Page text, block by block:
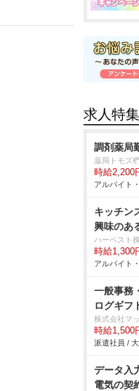
求人特集
調剤薬局
薬局トモズ
時給2,200
アルバイト
キッチン
興味のあ
ハーベスト
時給1,300
アルバイト
一般事務
ログギフ
株式会社マ
時給1,500
派遣社員 /
データ入
電気の契